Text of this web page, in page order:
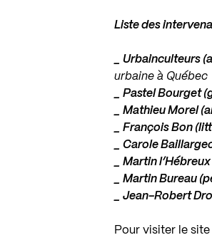
Liste des
_Urbainculteurs
urbaine à Québec
_ Pastel Bourget
_Mathieu Morel
_François Bon
_Carole
_Martin
_Martin Bureau
_Jean-Robert
Pour visiter le